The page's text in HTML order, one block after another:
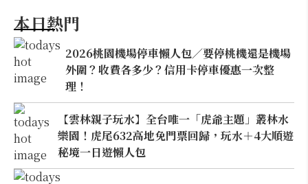
本日熱門
2026桃園機場停車懶人包／要停桃機還是機場
外圍？收費各多少？信用卡停車優惠一次整
理！
【雲林親子玩水】全台唯一「虎爺主題」叢林水
樂園！虎尾632高地免門票回歸，玩水＋4大順遊
秘境一日遊懶人包